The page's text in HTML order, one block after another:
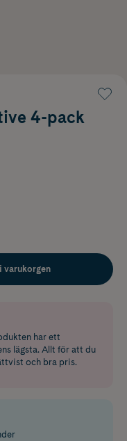
4-pack
varukorgen
har ett
lägsta. Allt för att du
och bra pris.